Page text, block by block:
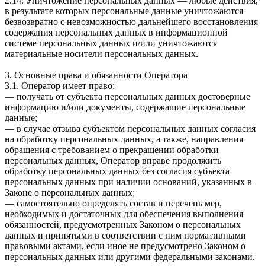
в результате которых персональные данные уничтожаются
безвозвратно с невозможностью дальнейшего восстановления
содержания персональных данных в информационной
системе персональных данных и/или уничтожаются
материальные носители персональных данных.
3. Основные права и обязанности Оператора
3.1. Оператор имеет право:
— получать от субъекта персональных данных достоверные
информацию и/или документы, содержащие персональные
данные;
— в случае отзыва субъектом персональных данных согласия
на обработку персональных данных, а также, направления
обращения с требованием о прекращении обработки
персональных данных, Оператор вправе продолжить
обработку персональных данных без согласия субъекта
персональных данных при наличии оснований, указанных в
Законе о персональных данных;
— самостоятельно определять состав и перечень мер,
необходимых и достаточных для обеспечения выполнения
обязанностей, предусмотренных Законом о персональных
данных и принятыми в соответствии с ним нормативными
правовыми актами, если иное не предусмотрено Законом о
персональных данных или другими федеральными законами.